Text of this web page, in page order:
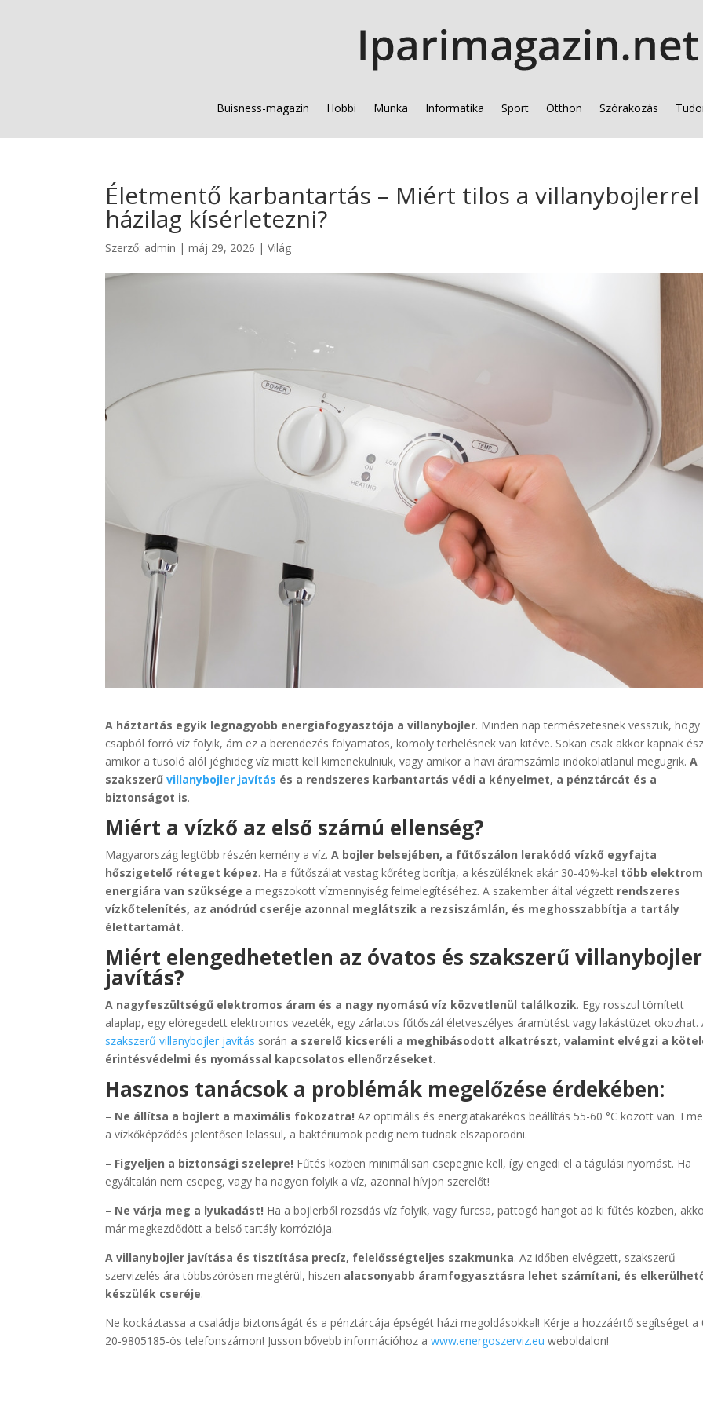
Buisness-magazin Hobbi Munka Informatika Sport Otthon Szórakozás
Életmentő karbantartás – Miért tilos a villanybojlerrel
házilag kísérletezni?
Szerző: admin |máj 29, 2026 |Világ
A háztartás egyik legnagyobb energiafogyasztója a villanybojler. Minden nap természetesnek vesszük, hogy
csapból forró víz folyik, ám ez a berendezés folyamatos, komoly terhelésnek van kitéve. Sokan csak akkor kapnak
amikor a tusoló alól jéghideg víz miatt kell kimenekülniük, vagy amikor a havi áramszámla indokolatlanul megugrik.A
szakszerűvillanybojler javítás és a rendszeres karbantartás védi a kényelmet, a pénztárcát és a
biztonságot is.
Miért a vízkő az első számú ellenség?
Magyarország legtöbb részén kemény a víz.A bojler belsejében, a fűtőszálon lerakódó vízkő egyfajta
hőszigetelő réteget képez. Ha a fűtőszálat vastag kőréteg borítja, a készüléknek akár 30-40%-kal több
energiára van szüksége a megszokott vízmennyiség felmelegítéséhez. A szakember által végzett rendszeres
vízkőtelenítés, az anódrúd cseréje azonnal meglátszik a rezsiszámlán, és meghosszabbítja a tartály
élettartamát.
Miért elengedhetetlen az óvatos és szakszerű villanybojler
javítás?
A nagyfeszültségű elektromos áram és a nagy nyomású víz közvetlenül találkozik. Egy rosszul tömített
alaplap, egy elöregedett elektromos vezeték, egy zárlatos fűtőszál életveszélyes áramütést vagy lakástüzet okozhat.
szakszerű villanybojler javítás során a szerelő kicseréli a meghibásodott alkatrészt, valamint elvégzi a
érintésvédelmi és nyomással kapcsolatos ellenőrzéseket.
Hasznos tanácsok a problémák megelőzése érdekében:
– Ne állítsa a bojlert a maximális fokozatra!Az optimális és energiatakarékos beállítás 55-60 °C között van.
a vízkőképződés jelentősen lelassul, a baktériumok pedig nem tudnak elszaporodni.
– Figyeljen a biztonsági szelepre! Fűtés közben minimálisan csepegnie kell, így engedi el a tágulási nyomást. Ha
egyáltalán nem csepeg, vagy ha nagyon folyik a víz, azonnal hívjon szerelőt!
– Ne várja meg a lyukadást! Ha a bojlerből rozsdás víz folyik, vagy furcsa, pattogó hangot ad ki fűtés közben,
már megkezdődött a belső tartály korróziója.
A villanybojler javítása és tisztítása precíz, felelősségteljes szakmunka. Az időben elvégzett, szakszerű
szervizelés ára többszörösen megtérül, hiszen alacsonyabb áramfogyasztásra lehet számítani, és
készülék cseréje.
Ne kockáztassa a családja biztonságát és a pénztárcája épségét házi megoldásokkal! Kérje a hozzáértő segítséget a
20-9805185-ös telefonszámon! Jusson bővebb információhoz awww.energoszerviz.eu weboldalon!